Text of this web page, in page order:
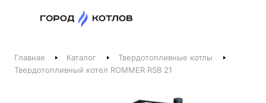
Телефоны
Главная Каталог
Твердотопливные котлы
Твердотопливный котел ROMMER RSB 21